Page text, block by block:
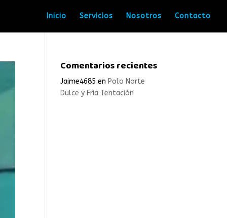
Inicio Servicios Nosotros Contacto
Comentarios recientes
Jaime4685 en Polo Norte
Dulce y Fría Tentación